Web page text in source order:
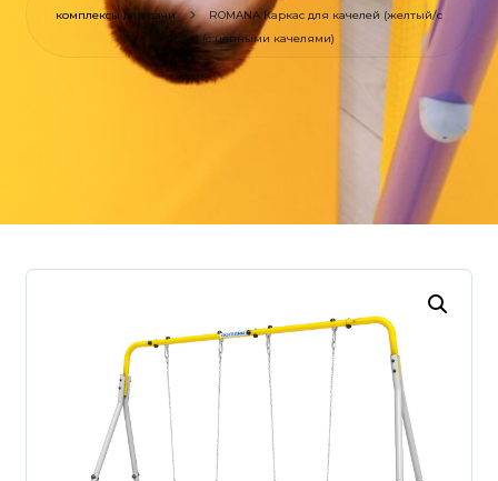
комплексы для дачи
ROMANA Каркас для качелей (желтый/с
ерый) (с цепными качелями)